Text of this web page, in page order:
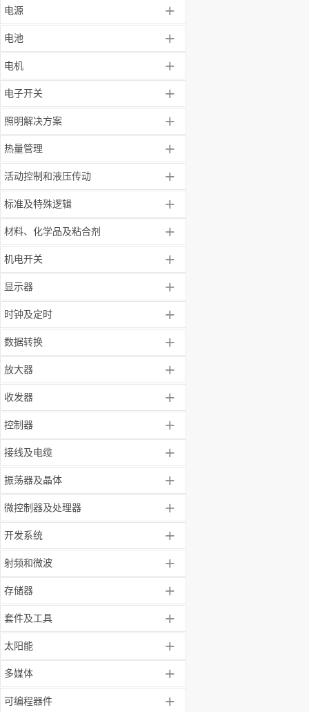
电源 +
电池 +
电机 +
电子开关 +
照明解决方案 +
热量管理 +
活动控制和液压传动 +
标准及特殊逻辑 +
材料、化学品及粘合剂 +
机电开关 +
显示器 +
时钟及定时 +
数据转换 +
放大器 +
收发器 +
控制器 +
接线及电缆 +
振荡器及晶体 +
微控制器及处理器 +
开发系统 +
射频和微波 +
存储器 +
套件及工具 +
太阳能 +
多媒体 +
可编程器件 +